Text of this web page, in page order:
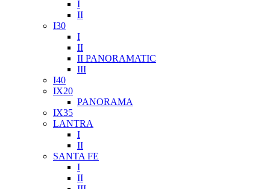
I
II
I30
I
II
II PANORAMATIC
III
I40
IX20
PANORAMA
IX35
LANTRA
I
II
SANTA FE
I
II